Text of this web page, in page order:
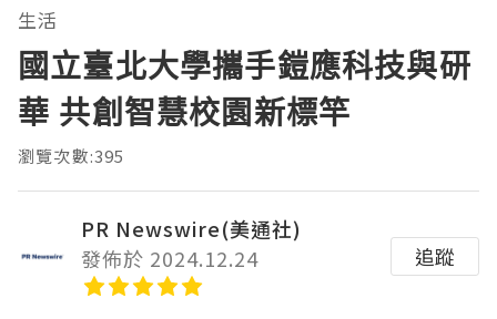
生活
國立臺北大學攜手鎧應科技與研
華 共創智慧校園新標竿
瀏覽次數:395
PR Newswire(美通社)
發佈於 2024.12.24
追蹤